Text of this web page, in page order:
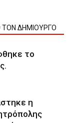
ΤΟΝ ΔΗΜΙΟΥΡΓΟ
το
η